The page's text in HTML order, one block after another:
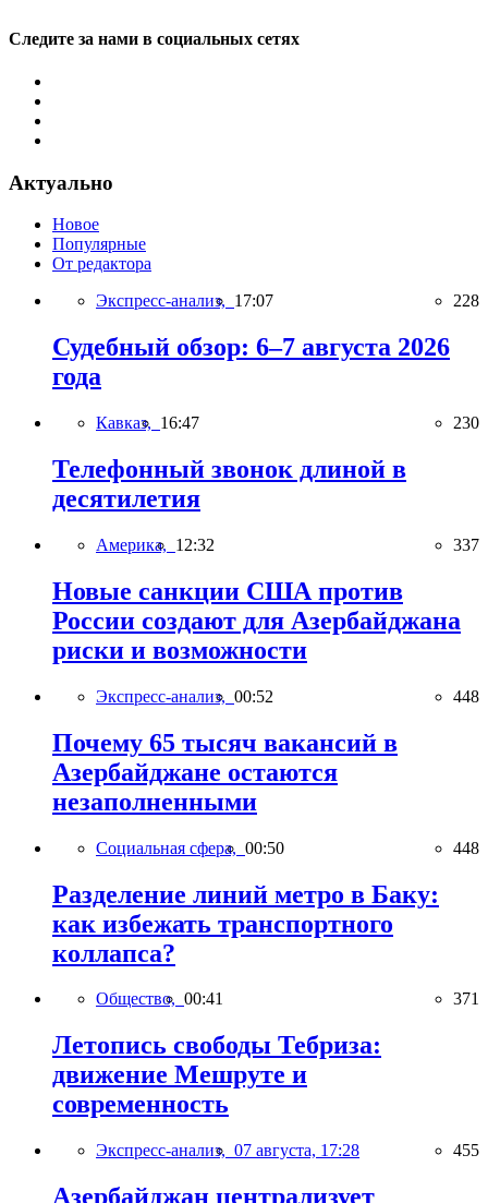
Следите за нами в социальных сетях
Актуально
Новое
Популярные
От редактора
Экспресс-анализ, 17:07 228
Судебный обзор: 6–7 августа 2026
года
Кавказ, 16:47 230
Телефонный звонок длиной в
десятилетия
Америка, 12:32 337
Новые санкции США против
России создают для Азербайджана
риски и возможности
Экспресс-анализ, 00:52 448
Почему 65 тысяч вакансий в
Азербайджане остаются
незаполненными
Социальная сфера, 00:50 448
Разделение линий метро в Баку:
как избежать транспортного
коллапса?
Общество, 00:41 371
Летопись свободы Тебриза:
движение Мешруте и
современность
Экспресс-анализ, 07 августа, 17:28 455
Азербайджан централизует